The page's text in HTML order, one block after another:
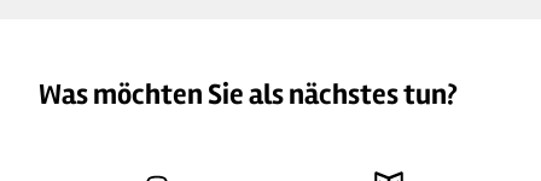
Was möchten Sie als nächstes tun?